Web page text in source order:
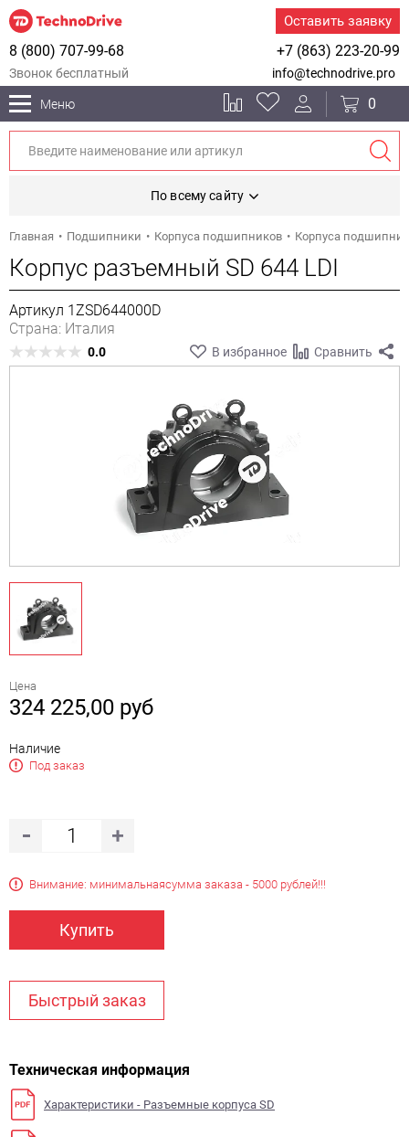
Оставить заявку
+7 (863) 223-20-99
8 (800) 707-99-68
Звонок бесплатный info@technodrive.pro
Меню 0
По всему сайту
Главная Подшипники Корпуса подшипников Корпуса
Корпус разъемный SD 644 LDI
Артикул 1ZSD644000D
Страна: Италия
0.0 В избранное Сравнить
Цена
324 225,00 руб
Наличие
Под заказ
Внимание: минимальнаясумма заказа - 5000 рублей!!!
Купить
Быстрый заказ
Техническая информация
Характеристики - Разъемные корпуса SD